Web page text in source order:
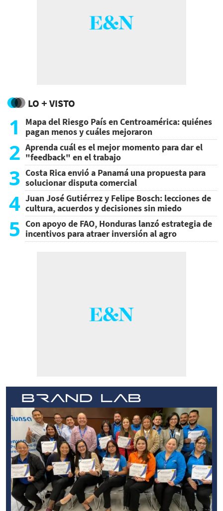
LO + VISTO
1
Mapa del Riesgo País en Centroamérica: quiénes
pagan menos y cuáles mejoraron
2 Aprenda cuál es el mejor momento para dar el
"feedback" en el trabajo
3 Costa Rica envió a Panamá una propuesta para
solucionar disputa comercial
4 Juan José Gutiérrez y Felipe Bosch: lecciones de
cultura, acuerdos y decisiones sin miedo
5 Con apoyo de FAO, Honduras lanzó estrategia de
incentivos para atraer inversión al agro